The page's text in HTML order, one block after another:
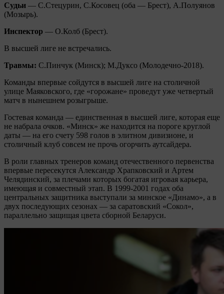
Судьи — С.Стецурин, С.Косовец (оба — Брест), А.Полуянов
(Мозырь).
Инспектор — О.Колб (Брест).
В высшей лиге не встречались.
Травмы: С.Пинчук (Минск); М.Дуксо (Молодечно-2018).
Команды впервые сойдутся в высшей лиге на столичной
улице Маяковского, где «горожане» проведут уже четвертый
матч в нынешнем розыгрыше.
Гостевая команда — единственная в высшей лиге, которая еще
не набрала очков. «Минск» же находится на пороге круглой
даты — на его счету 598 голов в элитном дивизионе, и
столичный клуб совсем не прочь огорчить аутсайдера.
В роли главных тренеров команд отечественного первенства
впервые пересекутся Александр Храпковский и Артем
Челядинский, за плечами которых богатая игровая карьера,
имеющая и совместный этап. В 1999-2001 годах оба
центральных защитника выступали за минское «Динамо», а в
двух последующих сезонах — за саратовский «Сокол»,
параллельно защищая цвета сборной Беларуси.